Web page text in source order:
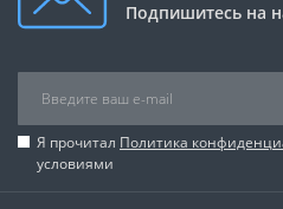
Подпишитесь на
Я прочитал Политика
условиями